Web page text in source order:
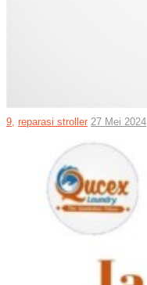
9, reparasi stroller 27 Mei 2024